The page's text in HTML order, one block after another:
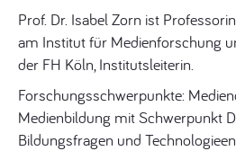
Prof. Dr. Isabel Zorn ist
am Institut für Medienforschung
der FH Köln, Institutsleiterin.
Forschungsschwerpunkte:
Medienbildung mit Schwerpunkt
Bildungsfragen und